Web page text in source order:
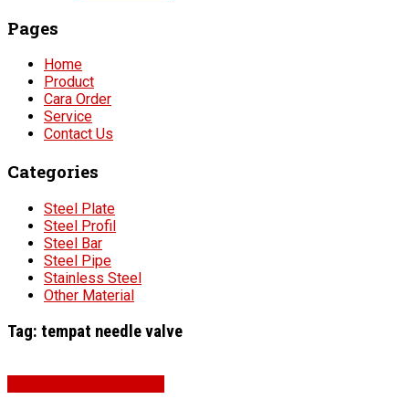
Pages
Home
Product
Cara Order
Service
Contact Us
Categories
Steel Plate
Steel Profil
Steel Bar
Steel Pipe
Stainless Steel
Other Material
Tag: tempat needle valve